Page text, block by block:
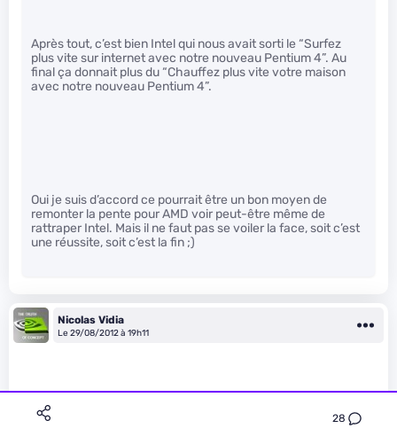
28
Après tout, c’est bien Intel qui nous avait sorti le “Surfez
plus vite sur internet avec notre nouveau Pentium 4”. Au
final ça donnait plus du “Chauffez plus vite votre maison
avec notre nouveau Pentium 4”.
Oui je suis d’accord ce pourrait être un bon moyen de
remonter la pente pour AMD voir peut-être même de
rattraper Intel. Mais il ne faut pas se voiler la face, soit c’est
une réussite, soit c’est la fin ;)
Nicolas Vidia
Le 29/08/2012 à 19h11